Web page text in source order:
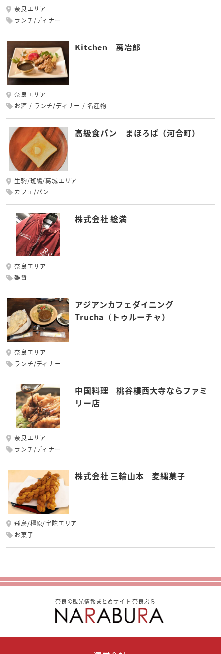
奈良エリア
ランチ/ディナー
Kitchen 萬冶郎
奈良エリア
お酒
ランチ/ディナー 名産物
高級食パン まほろば（河合町）
生駒/斑鳩/葛城エリア
カフェ/パン
株式会社 絵満
奈良エリア
雑貨
アジアンカフェダイニング
Trucha（トゥルーチャ）
奈良エリア
ランチ/ディナー
中国料理 桃谷樓西大寺ならファミ
リー店
奈良エリア
ランチ/ディナー
株式会社 三輪山本 麦縄菓子
飛鳥/橿原/宇陀エリア
お菓子
奈良の観光情報まとめサイト 奈良ぶら